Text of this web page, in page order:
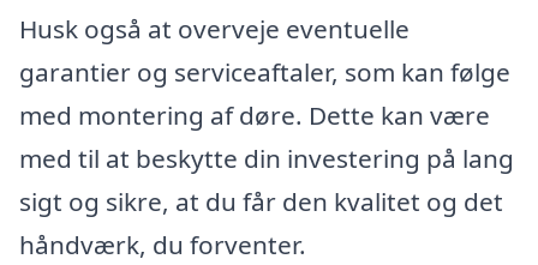
Husk også at overveje eventuelle
garantier og serviceaftaler, som kan følge
med montering af døre. Dette kan være
med til at beskytte din investering på lang
sigt og sikre, at du får den kvalitet og det
håndværk, du forventer.